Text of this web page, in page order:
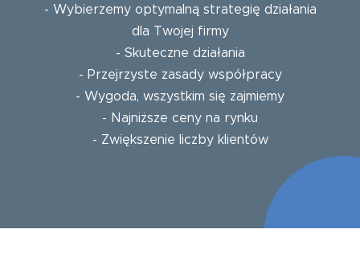
- Wybierzemy optymalną strategię działania
dla Twojej firmy
- Skuteczne działania
- Przejrzyste zasady współpracy
- Wygoda, wszystkim się zajmiemy
- Najniższe ceny na rynku
- Zwiększenie liczby klientów